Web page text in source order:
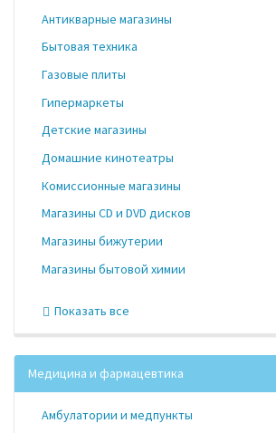
Антикварные магазины
Бытовая техника
Газовые плиты
Гипермаркеты
Детские магазины
Домашние кинотеатры
Комиссионные магазины
Магазины CD и DVD дисков
Магазины бижутерии
Магазины бытовой химии
Показать все
Медицина и фармацевтика
Амбулатории и медпункты